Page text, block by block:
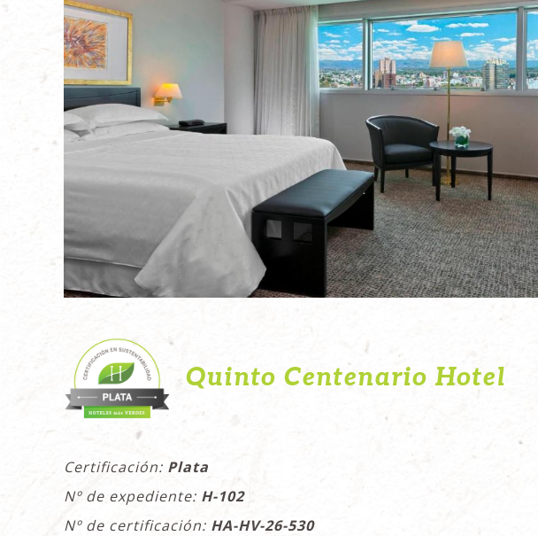
Quinto Centenario Hotel
Certificación: Plata
Nº de expediente: H-102
Nº de certificación: HA-HV-26-530